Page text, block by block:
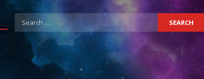
Search
for: